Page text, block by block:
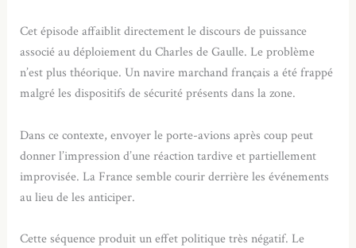
Cet épisode affaiblit directement le discours de puissance
associé au déploiement du Charles de Gaulle. Le problème
n’est plus théorique. Un navire marchand français a été frappé
malgré les dispositifs de sécurité présents dans la zone.
Dans ce contexte, envoyer le porte-avions après coup peut
donner l’impression d’une réaction tardive et partiellement
improvisée. La France semble courir derrière les événements
au lieu de les anticiper.
Cette séquence produit un effet politique très négatif. Le